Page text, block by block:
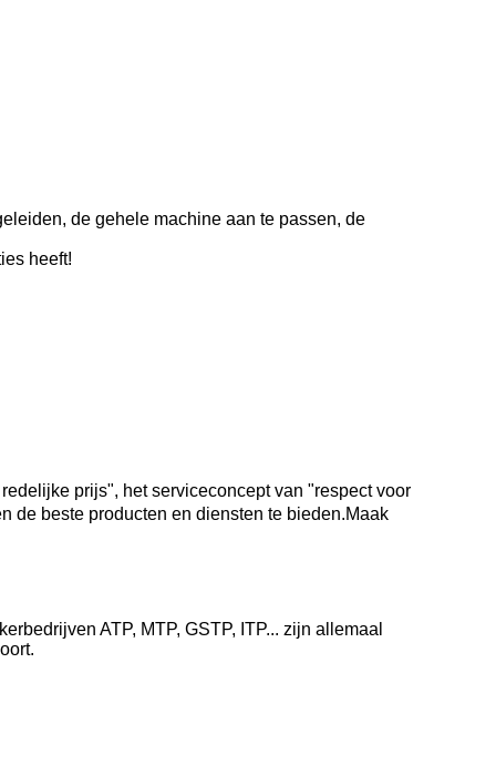
de gehele machine aan te passen, de
heeft!
prijs", het serviceconcept van "respect voor
de beste producten en diensten te bieden.Maak
ATP, MTP, GSTP, ITP... zijn allemaal